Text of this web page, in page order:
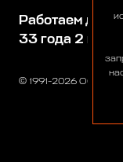
© 1991-2026 ООО
Работаем для
33 года 2